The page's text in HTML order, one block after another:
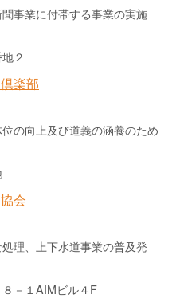
事業に付帯する事業の実施
２
楽部
の向上及び道義の涵養のため
会
理、上下水道事業の普及発
－１AIMビル４F